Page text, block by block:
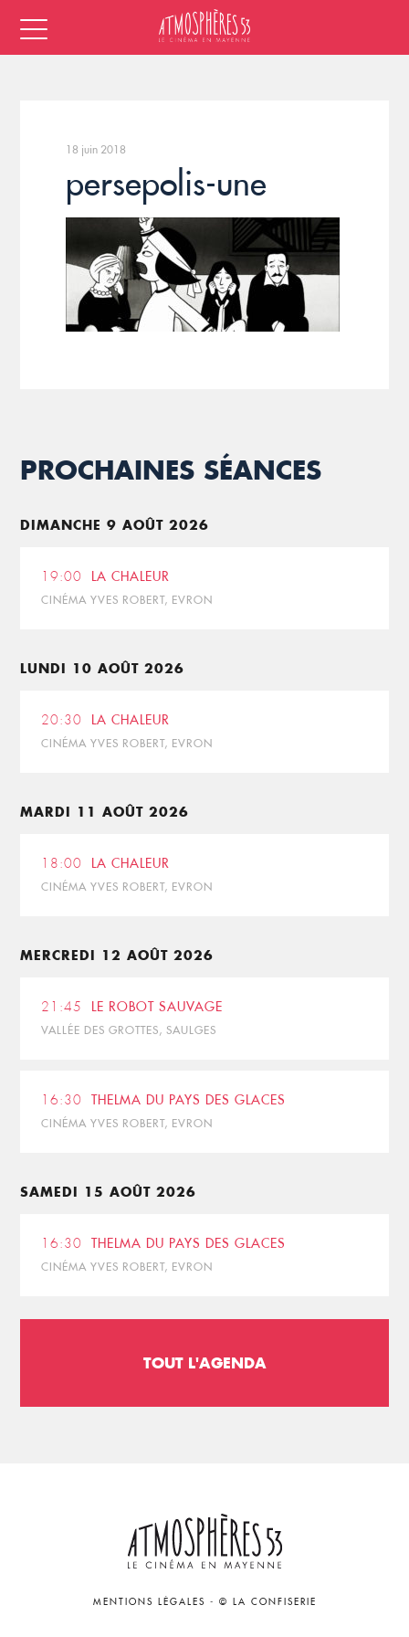
18 juin 2018
persepolis-une
PROCHAINES SÉANCES
DIMANCHE 9 AOÛT 2026
19:00 LA CHALEUR
CINÉMA YVES ROBERT, EVRON
LUNDI 10 AOÛT 2026
20:30 LA CHALEUR
CINÉMA YVES ROBERT, EVRON
MARDI 11 AOÛT 2026
18:00 LA CHALEUR
CINÉMA YVES ROBERT, EVRON
MERCREDI 12 AOÛT 2026
21:45 LE ROBOT SAUVAGE
VALLÉE DES GROTTES, SAULGES
16:30 THELMA DU PAYS DES GLACES
CINÉMA YVES ROBERT, EVRON
SAMEDI 15 AOÛT 2026
16:30 THELMA DU PAYS DES GLACES
CINÉMA YVES ROBERT, EVRON
TOUT L'AGENDA
MENTIONS LÉGALES - © LA CONFISERIE